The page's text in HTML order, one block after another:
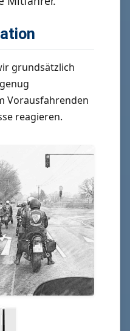
grundsätzlich
Vorausfahrenden
reagieren.